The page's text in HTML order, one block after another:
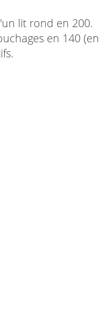
lit rond en 200.
en 140 (en